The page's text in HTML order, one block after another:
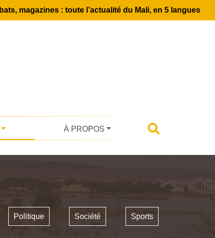
magazines : toute l’actualité du Mali, en 5 langues
À PROPOS
Politique Société Sports